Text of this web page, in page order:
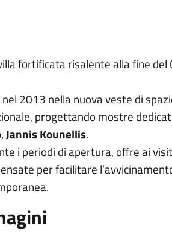
fortificata risalente alla fine
2013 nella nuova veste di
progettando mostre
,Jannis Kounellis.
i periodi di apertura, offre ai
per facilitare